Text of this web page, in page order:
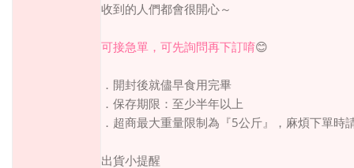
收到的人們都會很開心～
可接急單，可先詢問再下訂唷😊
．開封後就儘早食用完畢
．保存期限：至少半年以上
．超商最大重量限制為『5公斤』，麻煩下單時
出貨小提醒